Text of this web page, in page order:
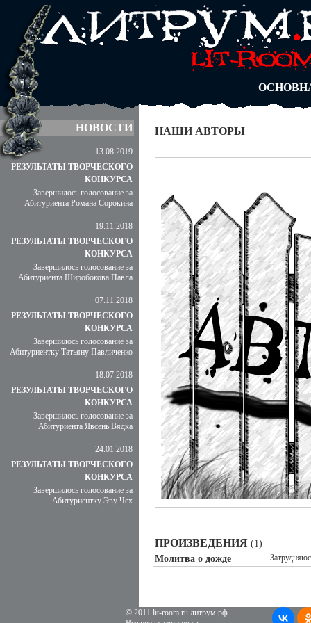
АВТОРЫ
БЛОГИ
АБИТУРА
НОВОСТИ
13.08.2019
РЕЗУЛЬТАТЫ ТВОРЧЕСКОГО
КОНКУРСА
Завершилось голосование за
Абитуриента Романа Сорокина
19.11.2018
РЕЗУЛЬТАТЫ ТВОРЧЕСКОГО
КОНКУРСА
Завершилось голосование за
Абитуриента Широбокова Павла
07.11.2018
РЕЗУЛЬТАТЫ ТВОРЧЕСКОГО
КОНКУРСА
Завершилось голосование за
Абитуриентку Татьяну Павличенко
18.07.2018
РЕЗУЛЬТАТЫ ТВОРЧЕСКОГО
КОНКУРСА
Завершилось голосование за
Абитуриента Явсень Вядка
24.01.2018
РЕЗУЛЬТАТЫ ТВОРЧЕСКОГО
КОНКУРСА
Завершилось голосование за
Абитуриентку Эву Чех
НАШИ АВТОРЫ
ПРОИЗВЕДЕНИЯ (1)
Молитва о дожде
© 2011 lit-room.ru литрум.рф